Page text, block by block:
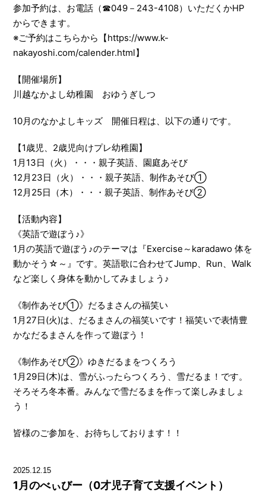
参加予約は、お電話（☎049－243-4108）いただくかHP
からできます。
※ご予約はこちらから【https://www.k-
nakayoshi.com/calender.html】
【開催場所】
川越なかよし幼稚園 おゆうぎしつ
10月のなかよしキッズ 開催日程は、以下の通りです。
【1歳児、2歳児向けプレ幼稚園】
1月13日（火）・・・親子英語、園庭あそび
12月23日（火）・・・親子英語、制作あそび①
12月25日（木）・・・親子英語、制作あそび②
【活動内容】
《英語で遊ぼう♪》
1月の英語で遊ぼう♪のテーマは『Exercise～karadawo 体を
動かそう☆～』です。英語歌に合わせてJump、Run、Walk
など楽しく身体を動かしてみましょう♪
《制作あそび①》だるまさんの福笑い
1月27日(火)は、だるまさんの福笑いです！福笑いで表情豊
かなだるまさんを作って遊ぼう！
《制作あそび②》ゆきだるまをつくろう
1月29日(木)は、雪がふったらつくろう、雪だるま！です。
そろそろ冬本番。みんなで雪だるまを作って楽しみましょ
う！
皆様のご参加を、お待ちしております！！
2025.12.15
1月のべぃびー（0才児子育て支援イベント）